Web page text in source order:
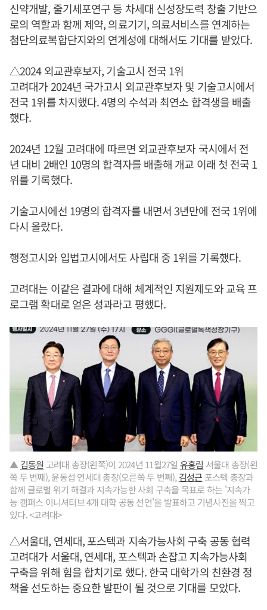
신약개발, 줄기세포연구 등 차세대 신성장도력 창출 기반으
로의 역할과 함께 제약, 의료기기, 의료서비스를 연계하는
첨단의료복합단지와의 연계성에 대해서도 기대를 받았다.
△2024 외교관후보자, 기술고시 전국 1위
고려대가 2024년 국가고시 외교관후보자 및 기술고시에서
전국 1위를 차지했다. 4명의 수석과 최연소 합격생을 배출
했다.
2024년 12월 고려대에 따르면 외교관후보자 국시에서 전
년 대비 2배인 10명의 합격자를 배출해 개교 이래 첫 전국 1
위를 기록했다.
기술고시에선 19명의 합격자를 내면서 3년만에 전국 1위에
다시 올랐다.
행정고시와 입법고시에서도 사립대 중 1위를 기록했다.
고려대는 이같은 결과에 대해 체계적인 지원제도와 교육 프
로그램 확대로 얻은 성과라고 평했다.
▲ 김동원 고려대 총장(왼쪽)이 2024년 11월27일 유홍림 서울대 총장(왼
쪽 두 번째), 윤동섭 연세대 총장(오른쪽 두 번째), 김성근 포스텍 총장과
함께 글로벌 위기 해결과 지속가능한 사회 구축을 목표로 하는 '지속가
능 캠퍼스 이니셔티브 4개 대학 공동 선언'을 발표하고 기념사진을 찍고
있다. <고려대>
△서울대, 연세대, 포스텍과 지속가능사회 구축 공동 협력
고려대가 서울대, 연세대, 포스텍과 손잡고 지속가능사회
구축을 위해 힘을 합치기로 했다. 한국 대학가의 친환경 정
책을 선도하는 중요한 발판이 될 것으로 기대를 모았다.